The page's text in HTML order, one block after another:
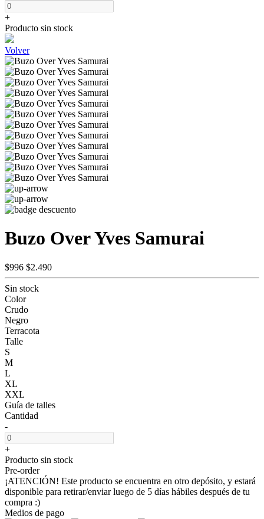
+
Producto sin stock
Volver
Buzo Over Yves Samurai
$996 $2.490
Sin stock
Color
Crudo
Negro
Terracota
Talle
S
M
L
XL
XXL
Guía de talles
Cantidad
-
+
Producto sin stock
Pre-order
¡ATENCIÓN! Este producto se encuentra en otro depósito, y estará
disponible para retirar/enviar luego de 5 días hábiles después de tu
compra :)
Medios de pago